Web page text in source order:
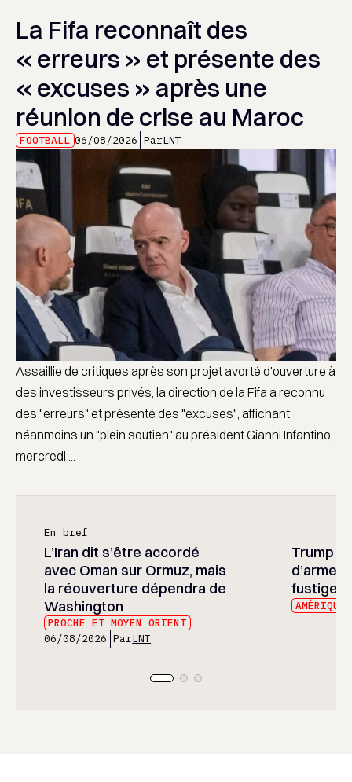
La Fifa reconnaît des
« erreurs » et présente des
« excuses » après une
réunion de crise au Maroc
FOOTBALL 06/08/2026 ParLNT
Assaillie de critiques après son projet avorté d'ouverture à
des investisseurs privés, la direction de la Fifa a reconnu
des "erreurs" et présenté des "excuses", affichant
néanmoins un "plein soutien" au président Gianni Infantino,
mercredi ...
En bref
L’Iran dit s’être accordé
avec Oman sur Ormuz, mais
la réouverture dépendra de
Washington
PROCHE ET MOYEN ORIENT
06/08/2026 ParLNT
Trump
fustige
AMÉRIQUES